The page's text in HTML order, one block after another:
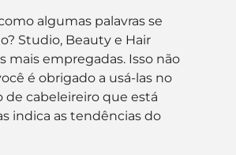
algumas palavras se
Studio, Beauty e Hair
mais empregadas. Isso não
é obrigado a usá-las no
de cabeleireiro que está
indica as tendências do